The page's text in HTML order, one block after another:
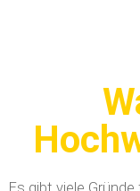
Es gibt viele